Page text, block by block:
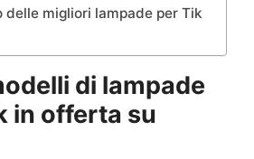
delle migliori lampade per Tik
di lampade
in offerta su